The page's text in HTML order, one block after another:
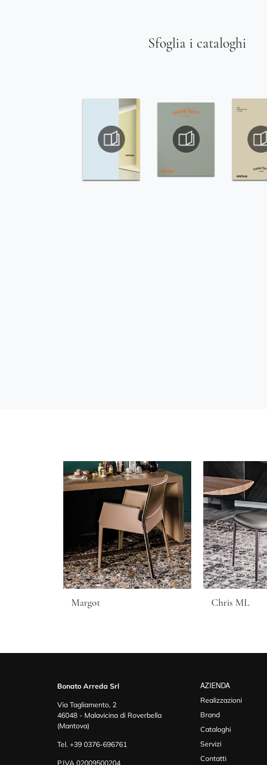
Sfoglia i cataloghi
Margot Chris ML
Bonato Arreda Srl
Via Tagliamento, 2
46048 - Malavicina di Roverbella
(Mantova)
Tel. +39 0376-696761
P.IVA 02009500204
AZIENDA
Realizzazioni
Brand
Cataloghi
Servizi
Contatti